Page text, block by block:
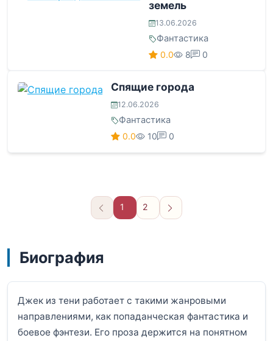
земель
13.06.2026
Фантастика
0.0 8 0
Спящие города
12.06.2026
Фантастика
0.0 10 0
1 2
Вперёд
Биография
Джек из тени работает с такими жанровыми
направлениями, как попаданческая фантастика и
боевое фэнтези. Его проза держится на понятном